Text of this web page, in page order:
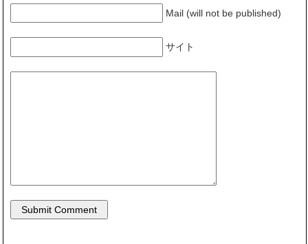
Mail (will not be published)
サイト